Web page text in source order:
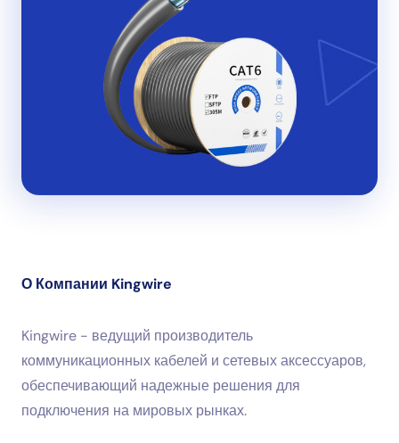
О Компании Kingwire
Kingwire - ведущий производитель
коммуникационных кабелей и сетевых аксессуаров,
обеспечивающий надежные решения для
подключения на мировых рынках.